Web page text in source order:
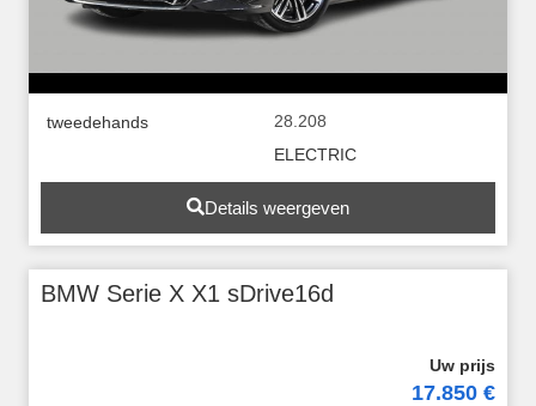
tweedehands
28.208
ELECTRIC
Details weergeven
BMW Serie X X1 sDrive16d
17.850 €